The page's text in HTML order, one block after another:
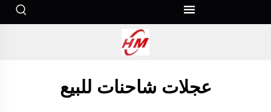
عجلات شاحنات للبيع